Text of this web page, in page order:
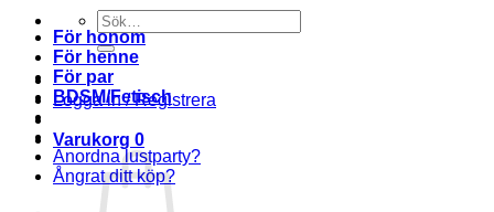
Sök
efter:
Logga in / Registrera
Varukorg 0
För honom
För henne
För par
BDSM/Fetisch
Anordna lustparty?
Ångrat ditt köp?